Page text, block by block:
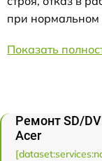
при нормальном
Показать
Ремонт SD/
Acer